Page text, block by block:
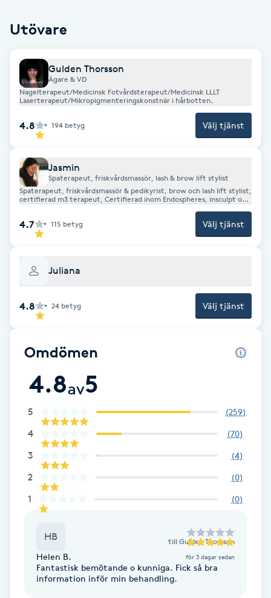
Gel naglar
Gelenaglar
Gellack
Gellack med förstärkning
Gravidmassage
Gravidyoga
Gruppträning
Gua Sha-massage
H
Hatha Yoga
Headspa
Healing
Herrklippning
Hot Stone Massage
Utövare
Gulden Thorsson
Ägare & VD
Nagelterapeut/Medicinsk Fotvårdsterapeut/Medicinsk LLLT
Laserterapeut/Mikropigmenteringskonstnär i hårbotten.
4.8 194 betyg Välj tjänst
Jasmin
Spaterapeut, friskvårdsmassör, lash & brow lift stylist
Spaterapeut, friskvårdsmassör & pedikyrist, brow och lash lift stylist,
certifierad m3 terapeut, Certifierad inom Endospheres, insculpt och
4.7 115 betyg Välj tjänst
Juliana
4.8 24 betyg Välj tjänst
Omdömen
4.8av5
5 (259)
4 (70)
3 (4)
2 (0)
1 (0)
HB till Gulden Thorsson
Helen B. för 3 dagar sedan
Fantastisk bemötande o kunniga. Fick så bra
information inför min behandling.